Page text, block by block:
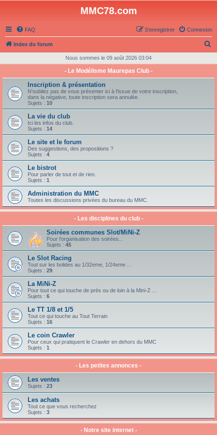
MMC78.com
FAQ Connexion
S’enregistrer
Index du forum
h
e
Nous sommes le 09 août 2026 03:04
- Le Modélisme Maurepas Club -
Inscription & présentation
N'oubliez pas de vous présenter ici à l'issue de votre inscription,
dans la négative, toute inscription sera annulée.
Sujets : 10
La vie du club
Ici les infos du club.
Sujets : 14
Le site et le forum
Des suggestions, des propositions ?
Sujets : 4
Le bistrot
Pour parler de tout et de rien.
Sujets : 1
Administration du MMC
Toutes les discussions privées du bureau du MMC.
- Les disciplines du club -
Soirées communes Slot/MiNi-Z
Pour l'organisation des soirées...
Sujets : 45
Le Slot Racing
Tout sur les bolides au 1/32eme, 1/24eme ...
Sujets : 29
La MiNi-Z
Pour tout ce qui touche de près ou de loin à la Mini-Z ...
Sujets : 6
Le TT 1/8 et 1/5
Tout ce qui touche au Tout Terrain
Sujets : 16
Le coin Crawler
Pour ceux qui pratiquent le Crawler en dehors du MMC
Sujets : 1
- Les petites annonces -
Les ventes
Sujets : 23
Les achats
Tout ce que vous recherchez
Sujets : 3
- Notre site internet -